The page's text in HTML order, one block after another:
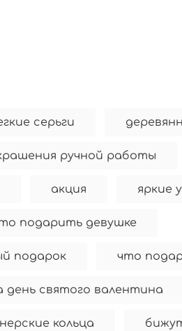
серьги
ручной работы
акция яркие
подарить девушке
подарок что
день святого валентина
кольца